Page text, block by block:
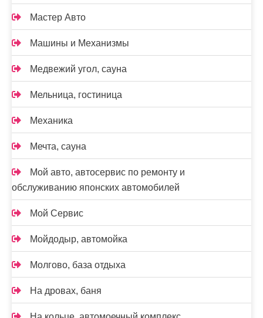
Мастер Авто
Машины и Механизмы
Медвежий угол, сауна
Мельница, гостиница
Механика
Мечта, сауна
Мой авто, автосервис по ремонту и
обслуживанию японских автомобилей
Мой Сервис
Мойдодыр, автомойка
Молгово, база отдыха
На дровах, баня